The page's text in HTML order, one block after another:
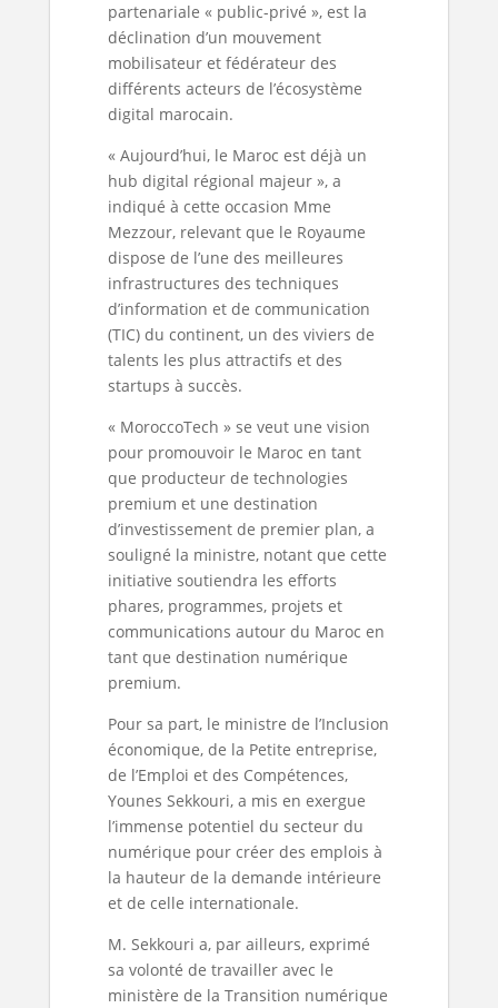
partenariale « public-privé », est la
déclination d’un mouvement
mobilisateur et fédérateur des
différents acteurs de l’écosystème
digital marocain.
« Aujourd’hui, le Maroc est déjà un
hub digital régional majeur », a
indiqué à cette occasion Mme
Mezzour, relevant que le Royaume
dispose de l’une des meilleures
infrastructures des techniques
d’information et de communication
(TIC) du continent, un des viviers de
talents les plus attractifs et des
startups à succès.
« MoroccoTech » se veut une vision
pour promouvoir le Maroc en tant
que producteur de technologies
premium et une destination
d’investissement de premier plan, a
souligné la ministre, notant que cette
initiative soutiendra les efforts
phares, programmes, projets et
communications autour du Maroc en
tant que destination numérique
premium.
Pour sa part, le ministre de l’Inclusion
économique, de la Petite entreprise,
de l’Emploi et des Compétences,
Younes Sekkouri, a mis en exergue
l’immense potentiel du secteur du
numérique pour créer des emplois à
la hauteur de la demande intérieure
et de celle internationale.
M. Sekkouri a, par ailleurs, exprimé
sa volonté de travailler avec le
ministère de la Transition numérique